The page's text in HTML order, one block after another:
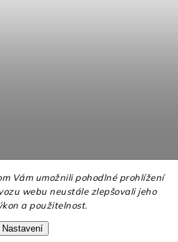
Vám umožnili pohodlné prohlížení
webu neustále zlepšovali jeho
a použitelnost.
Nastavení